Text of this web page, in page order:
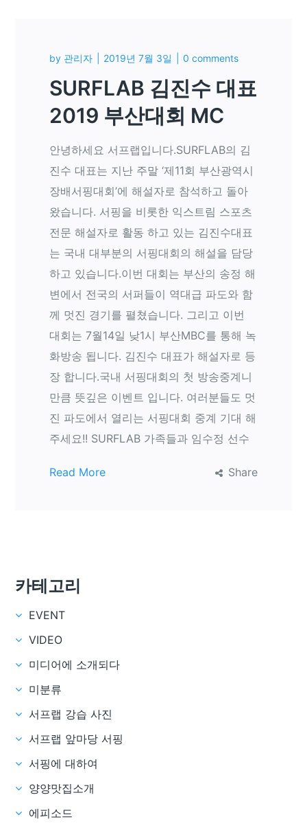
by 관리자 2019년 7월 3일 0 comments
SURFLAB 김진수 대표
2019 부산대회 MC
안녕하세요 서프랩입니다.SURFLAB의 김
진수 대표는 지난 주말 ‘제11회 부산광역시
장배서핑대회’에 해설자로 참석하고 돌아
왔습니다. 서핑을 비롯한 익스트림 스포츠
전문 해설자로 활동 하고 있는 김진수대표
는 국내 대부분의 서핑대회의 해설을 담당
하고 있습니다.이번 대회는 부산의 송정 해
변에서 전국의 서퍼들이 역대급 파도와 함
께 멋진 경기를 펼쳤습니다. 그리고 이번
대회는 7월14일 낮1시 부산MBC를 통해 녹
화방송 됩니다. 김진수 대표가 해설자로 등
장 합니다.국내 서핑대회의 첫 방송중계니
만큼 뜻깊은 이벤트 입니다. 여러분들도 멋
진 파도에서 열리는 서핑대회 중계 기대 해
주세요!! SURFLAB 가족들과 임수정 선수
Read More Share
카테고리
EVENT
VIDEO
미디어에 소개되다
미분류
서프랩 강습 사진
서프랩 앞마당 서핑
서핑에 대하여
양양맛집소개
에피소드